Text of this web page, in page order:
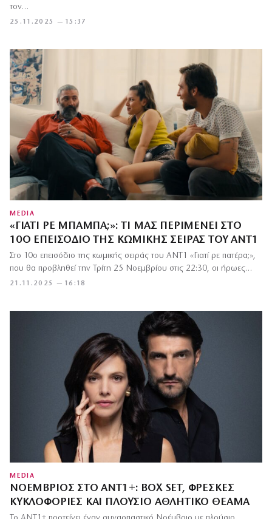
25.11.2025 — 15:37
τον…
MEDIA
«ΓΙΑΤΊ ΡΕ ΜΠΑΜΠΆ;»: ΤΙ ΜΑΣ ΠΕΡΙΜΈΝΕΙ ΣΤΟ
10Ο ΕΠΕΙΣΌΔΙΟ ΤΗΣ ΚΩΜΙΚΉΣ ΣΕΙΡΆΣ ΤΟΥ ΑΝΤ1
21.11.2025 — 16:18
Στο 10ο επεισόδιο της κωμικής σειράς του ΑΝΤ1 «Γιατί ρε πατέρα;»,
που θα προβληθεί την Τρίτη 25 Νοεμβρίου στις 22:30, οι ήρωες…
MEDIA
ΝΟΈΜΒΡΙΟΣ ΣΤΟ ΑΝΤ1+: BOX SET, ΦΡΈΣΚΕΣ
ΚΥΚΛΟΦΟΡΊΕΣ ΚΑΙ ΠΛΟΎΣΙΟ ΑΘΛΗΤΙΚΌ ΘΈΑΜΑ